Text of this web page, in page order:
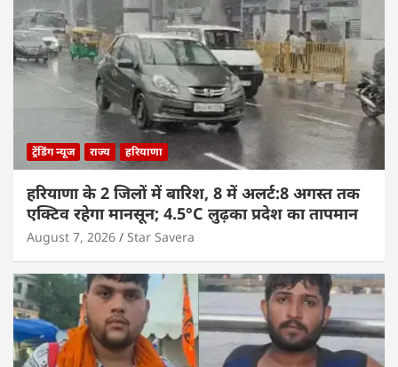
ट्रेंडिंग न्यूज राज्य हरियाणा
हरियाणा के 2 जिलों में बारिश, 8 में अलर्ट:8 अगस्त तक
एक्टिव रहेगा मानसून; 4.5°C लुढ़का प्रदेश का तापमान
August 7, 2026 Star Savera